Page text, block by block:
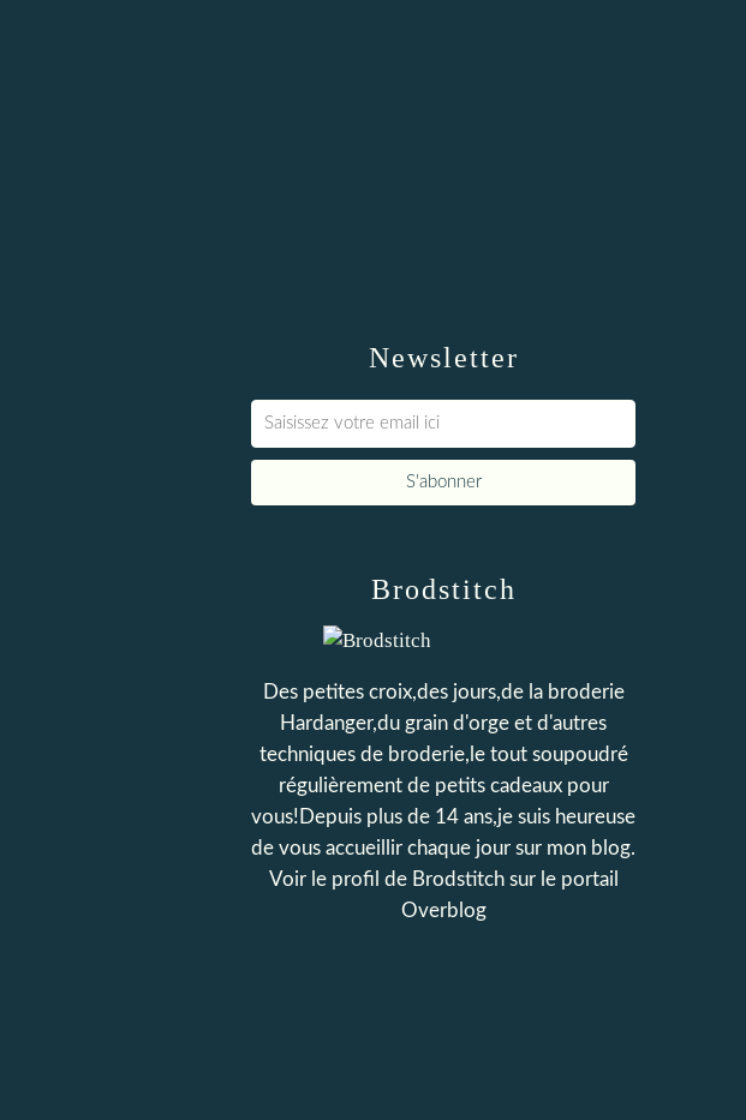
Newsletter
Brodstitch
Des petites croix,des jours,de la broderie
Hardanger,du grain d'orge et d'autres
techniques de broderie,le tout soupoudré
régulièrement de petits cadeaux pour
vous!Depuis plus de 14 ans,je suis heureuse
de vous accueillir chaque jour sur mon blog.
Voir le profil de Brodstitchsur le portail
Overblog